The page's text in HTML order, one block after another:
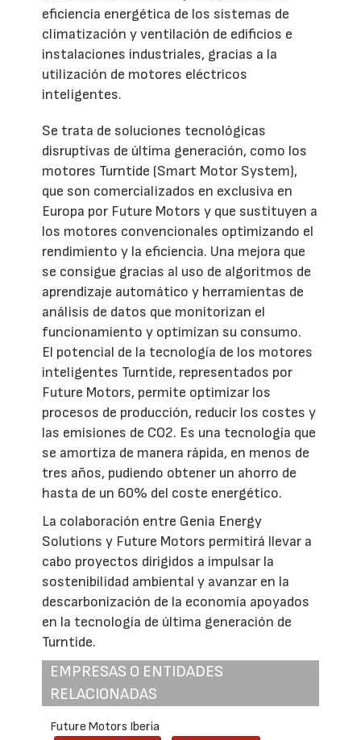
eficiencia energética de los sistemas de
climatización y ventilación de edificios e
instalaciones industriales, gracias a la
utilización de motores eléctricos
inteligentes.
Se trata de soluciones tecnológicas
disruptivas de última generación, como los
motores Turntide (Smart Motor System),
que son comercializados en exclusiva en
Europa por Future Motors y que sustituyen a
los motores convencionales optimizando el
rendimiento y la eficiencia. Una mejora que
se consigue gracias al uso de algoritmos de
aprendizaje automático y herramientas de
análisis de datos que monitorizan el
funcionamiento y optimizan su consumo.
El potencial de la tecnología de los motores
inteligentes Turntide, representados por
Future Motors, permite optimizar los
procesos de producción, reducir los costes y
las emisiones de CO2. Es una tecnología que
se amortiza de manera rápida, en menos de
tres años, pudiendo obtener un ahorro de
hasta de un 60% del coste energético.
La colaboración entre Genia Energy
Solutions y Future Motors permitirá llevar a
cabo proyectos dirigidos a impulsar la
sostenibilidad ambiental y avanzar en la
descarbonización de la economía apoyados
en la tecnología de última generación de
Turntide.
EMPRESAS O ENTIDADES
RELACIONADAS
Future Motors Iberia